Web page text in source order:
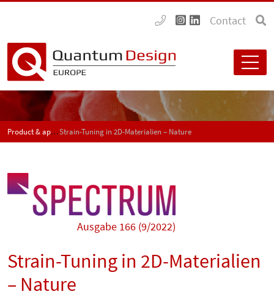
Contact
Product & application news - SPECTRUMStrain-Tuning in 2D-Materialien – Nature
Ausgabe 166 (9/2022)
Strain-Tuning in 2D-Materialien
– Nature